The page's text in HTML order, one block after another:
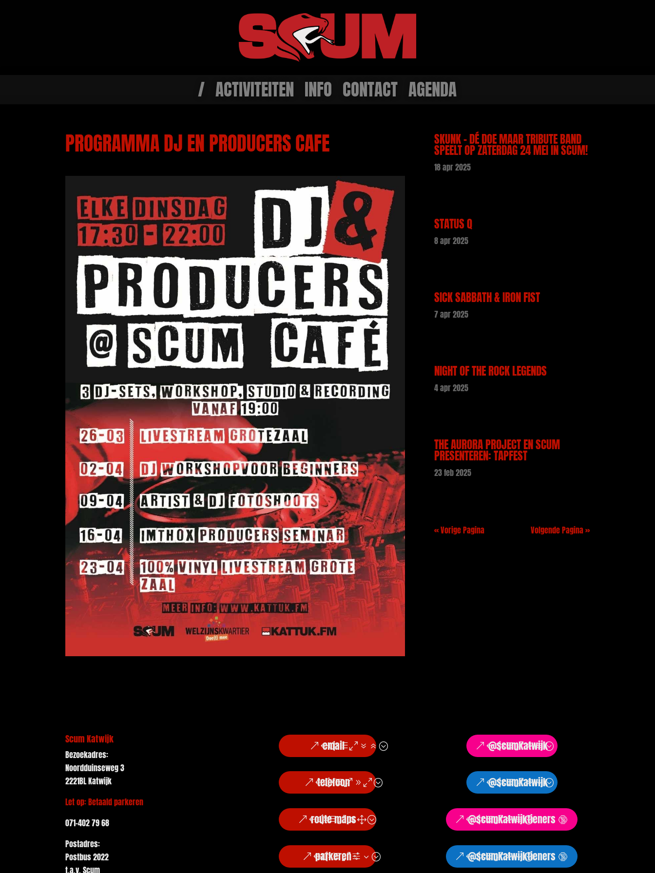
/ ACTIVITEITEN INFO CONTACT AGENDA
PROGRAMMA DJ EN PRODUCERS CAFE SKUNK – DÉ DOE MAAR TRIBUTE BAND
SPEELT OP ZATERDAG 24 MEI IN SCUM!
18 apr 2025
STATUS Q
8 apr 2025
SICK SABBATH & IRON FIST
7 apr 2025
NIGHT OF THE ROCK LEGENDS
4 apr 2025
THE AURORA PROJECT EN SCUM
PRESENTEREN: TAPFEST
23 feb 2025
« Vorige Pagina Volgende Pagina »
Scum Katwijk
Bezoekadres:
Noordduinseweg 3
2221BL Katwijk
Let op: Betaald parkeren
071-402 79 68
Postadres:
Postbus 2022
t.a.v. Scum
email
telefoon
route maps
parkeren
@scumkatwijk
@scumkatwijk
@scumkatwijktieners 🔞
@scumkatwijktieners 🔞